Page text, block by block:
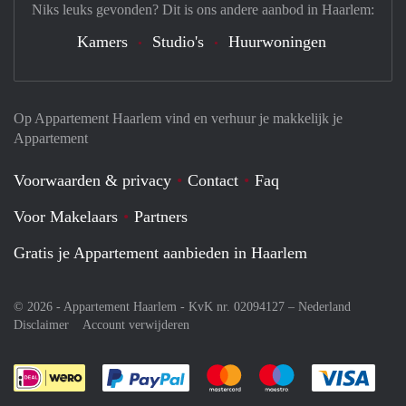
Op Appartement Haarlem vind en verhuur je makkelijk je
Appartement
Voorwaarden & privacy Contact
Faq
Voor Makelaars
Partners
Gratis je Appartement aanbieden in Haarlem
© 2026 - Appartement Haarlem - KvK nr. 02094127 – Nederland
Disclaimer
Account verwijderen
Je rekent gemakkelijk af met Paypal
Je rekent gemakkelijk af met
Je rekent
Niks leuks gevonden? Dit is ons andere aanbod in Haarlem:
Kamers Studio's Huurwoningen